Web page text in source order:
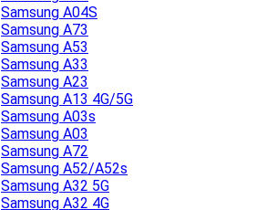
Samsung A04S
Samsung A73
Samsung A53
Samsung A33
Samsung A23
Samsung A13 4G/5G
Samsung A03s
Samsung A03
Samsung A72
Samsung A52/A52s
Samsung A32 5G
Samsung A32 4G